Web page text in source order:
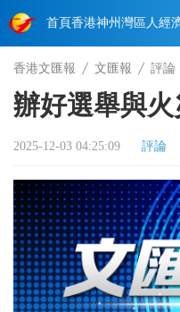
首頁香港神州 灣區人經
香港文匯報 文匯報 評論
辦好選舉與
2025-12-03 04:25:09 評論